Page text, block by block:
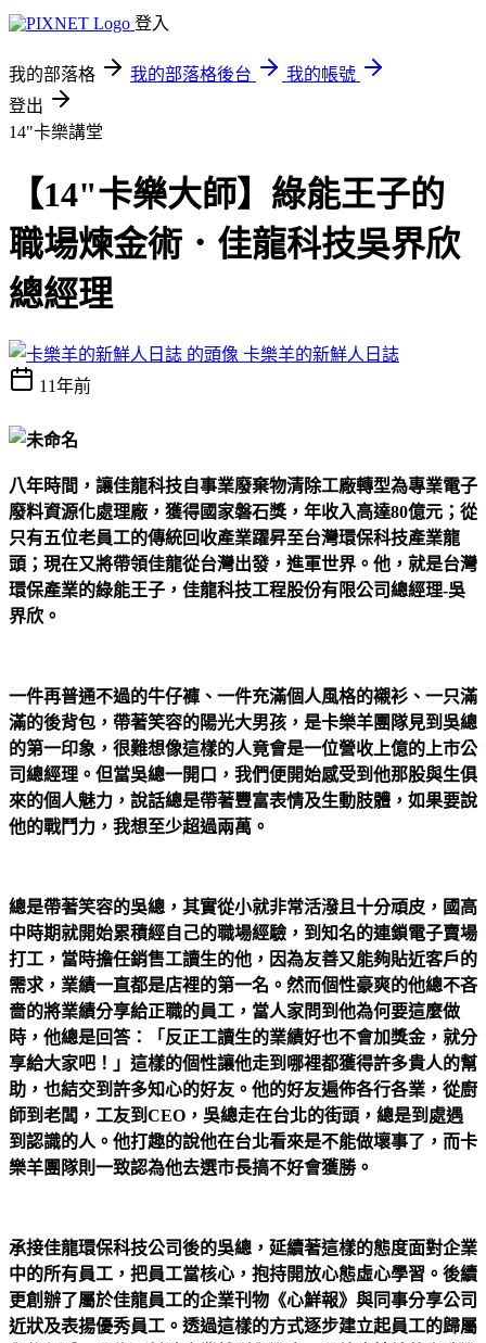
登入
我的部落格 我的部落格後台
我的帳號
登出
14"卡樂講堂
【14"卡樂大師】綠能王子的
職場煉金術．佳龍科技吳界欣
總經理
卡樂羊的新鮮人日誌
11年前
八年時間，讓佳龍科技自事業廢棄物清除工廠轉型為專業電子
廢料資源化處理廠，獲得國家磐石獎，年收入高達80億元；從
只有五位老員工的傳統回收產業躍昇至台灣環保科技產業龍
頭；現在又將帶領佳龍從台灣出發，進軍世界。他，就是台灣
環保產業的綠能王子，佳龍科技工程股份有限公司總經理-吳
界欣。
一件再普通不過的牛仔褲、一件充滿個人風格的襯衫、一只滿
滿的後背包，帶著笑容的陽光大男孩，是卡樂羊團隊見到吳總
的第一印象，很難想像這樣的人竟會是一位營收上億的上市公
司總經理。但當吳總一開口，我們便開始感受到他那股與生俱
來的個人魅力，說話總是帶著豐富表情及生動肢體，如果要說
他的戰鬥力，我想至少超過兩萬。
總是帶著笑容的吳總，其實從小就非常活潑且十分頑皮，國高
中時期就開始累積經自己的職場經驗，到知名的連鎖電子賣場
打工，當時擔任銷售工讀生的他，因為友善又能夠貼近客戶的
需求，業績一直都是店裡的第一名。然而個性豪爽的他總不吝
嗇的將業績分享給正職的員工，當人家問到他為何要這麼做
時，他總是回答：「反正工讀生的業績好也不會加獎金，就分
享給大家吧！」這樣的個性讓他走到哪裡都獲得許多貴人的幫
助，也結交到許多知心的好友。他的好友遍佈各行各業，從廚
師到老闆，工友到CEO，吳總走在台北的街頭，總是到處遇
到認識的人。他打趣的說他在台北看來是不能做壞事了，而卡
樂羊團隊則一致認為他去選市長搞不好會獲勝。
承接佳龍環保科技公司後的吳總，延續著這樣的態度面對企業
中的所有員工，把員工當核心，抱持開放心態虛心學習。後續
更創辦了屬於佳龍員工的企業刊物《心鮮報》與同事分享公司
近狀及表揚優秀員工。透過這樣的方式逐步建立起員工的歸屬